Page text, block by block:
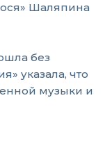
Шаляпина
без
указала, что
музыки и